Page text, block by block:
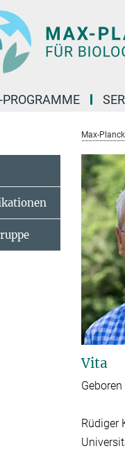
PROGRAMME
Max-
Vita
Rüdiger